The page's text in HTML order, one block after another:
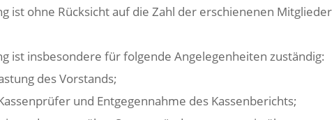
ist ohne Rücksicht auf die Zahl der erschienenen Mitglieder
ist insbesondere für folgende Angelegenheiten zuständig:
des Vorstands;
und Entgegennahme des Kassenberichts;